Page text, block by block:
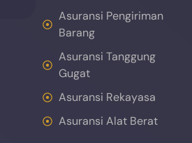
Asuransi Pengiriman
Barang
Asuransi Tanggung
Gugat
Asuransi Rekayasa
Asuransi Alat Berat